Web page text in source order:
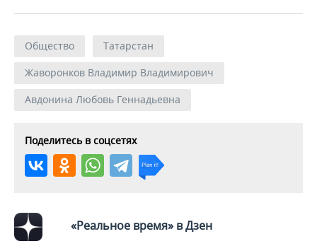
Общество
Татарстан
Жаворонков Владимир Владимирович
Авдонина Любовь Геннадьевна
Поделитесь в соцсетях
«Реальное время» в Дзен